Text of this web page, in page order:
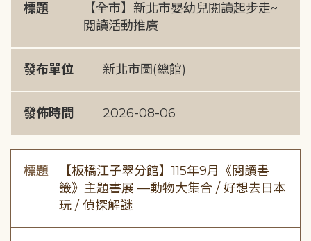
標題
【全市】新北市嬰幼兒閱讀起步走~
閱讀活動推廣
發布單位 新北市圖(總館)
發佈時間 2026-08-06
標題
【板橋江子翠分館】115年9月《閱讀書
籤》主題書展 —動物大集合 / 好想去日本
玩 / 偵探解謎